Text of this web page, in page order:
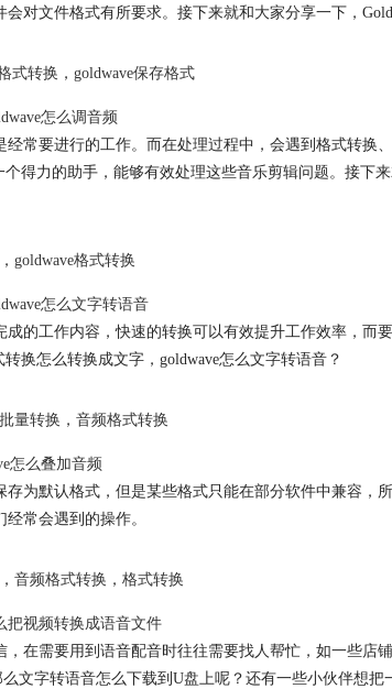
对文件格式有所要求。接下来就和大家分享一下，
式转换 ，goldwave保存格式
怎么调音频
常要进行的工作。而在处理过程中，会遇到格式转换
个得力的助手，能够有效处理这些音乐剪辑问题。接下
，goldwave格式转换
怎么文字转语音
的工作内容，快速的转换可以有效提升工作效率，而
转换怎么转换成文字，goldwave怎么文字转语音？
批量转换 ，音频格式转换
怎么叠加音频
为默认格式，但是某些格式只能在部分软件中兼容，
常会遇到的操作。
，音频格式转换 ，格式转换
把视频转换成语音文件
在需要用到语音配音时往往需要找人帮忙，如一些店
文字转语音怎么下载到U盘上呢？还有一些小伙伴想